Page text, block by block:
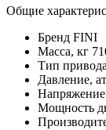
Общие
Бренд FINI
Масса, кг
Тип привода
Давление,
Мощность